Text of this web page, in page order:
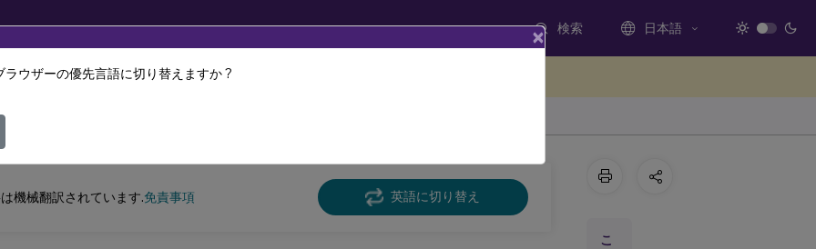
検索 日本語
動的に機械翻訳されています。
Apps and Desktops 7 2203 LTSR
機械翻訳されています.免責事項 英語に切り替え
こ
×
ラウザーの優先言語に切り替えますか ?